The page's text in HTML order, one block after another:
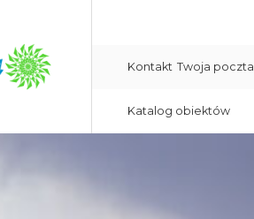
Kontakt Twoja poczta
Katalog obiektów